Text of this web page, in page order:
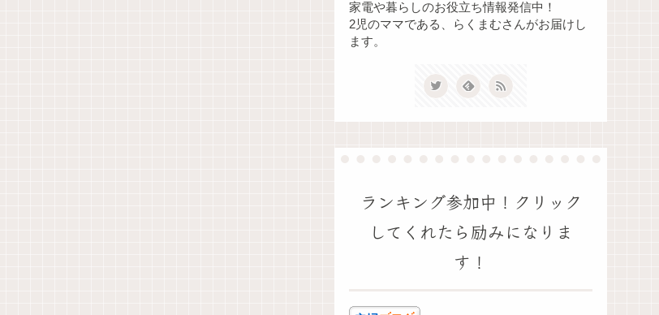
家電や暮らしのお役立ち情報発信中！
2児のママである、らくまむさんがお届けし
ます。
ランキング参加中！クリック
してくれたら励みになりま
す！